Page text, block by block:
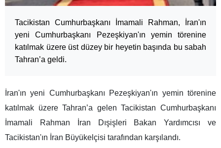
Tacikistan Cumhurbaşkanı İmamali Rahman, İran'ın
yeni Cumhurbaşkanı Pezeşkiyan'ın yemin törenine
katılmak üzere üst düzey bir heyetin başında bu sabah
Tahran’a geldi.
İran'ın yeni Cumhurbaşkanı Pezeşkiyan'ın yemin törenine
katılmak üzere Tahran’a gelen Tacikistan Cumhurbaşkanı
İmamali Rahman İran Dışişleri Bakan Yardımcısı ve
Tacikistan'ın İran Büyükelçisi tarafından karşılandı.